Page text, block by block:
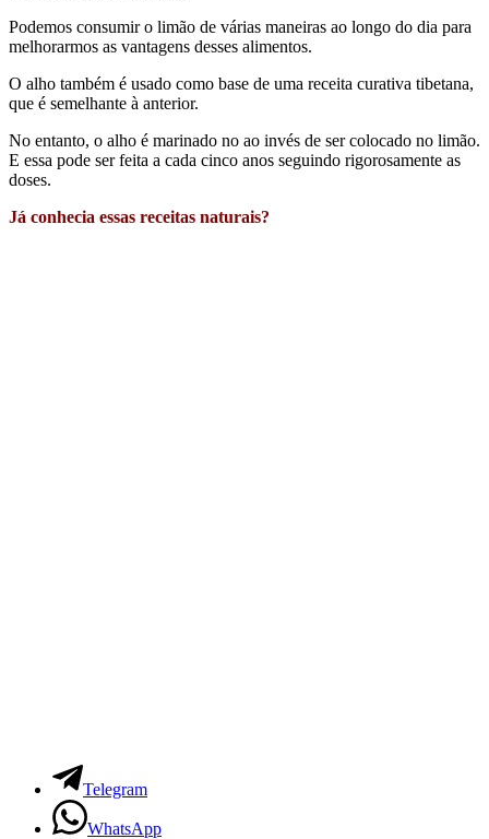
Podemos consumir o limão de várias maneiras ao longo do dia para
melhorarmos as vantagens desses alimentos.
O alho também é usado como base de uma receita curativa tibetana,
que é semelhante à anterior.
No entanto, o alho é marinado no ao invés de ser colocado no limão.
E essa pode ser feita a cada cinco anos seguindo rigorosamente as
doses.
Já conhecia essas receitas naturais?
Telegram
WhatsApp